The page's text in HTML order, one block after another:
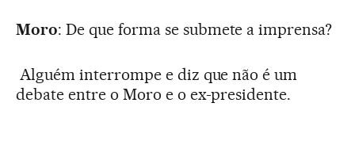
Moro: De que forma se submete a imprensa?
Alguém interrompe e diz que não é um
debate entre o Moro e o ex-presidente.